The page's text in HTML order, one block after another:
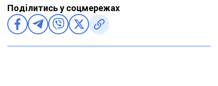
Поділитись у соцмережах